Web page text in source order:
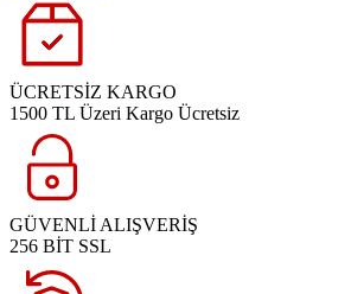
ÜCRETSİZ KARGO
1500 TL Üzeri Kargo Ücretsiz
GÜVENLİ ALIŞVERİŞ
256 BİT SSL